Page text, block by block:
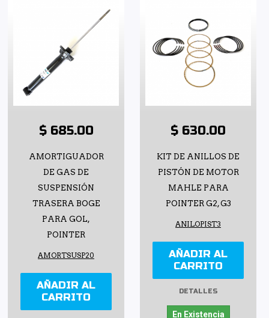
$ 685.00
AMORTIGUADOR
DE GAS DE
SUSPENSIÓN
TRASERA BOGE
PARA GOL,
POINTER
AMORTSUSP20
AÑADIR AL
CARRITO
$ 630.00
KIT DE ANILLOS DE
PISTÓN DE MOTOR
MAHLE PARA
POINTER G2, G3
ANILOPIST3
AÑADIR AL
CARRITO
DETALLES
En Existencia